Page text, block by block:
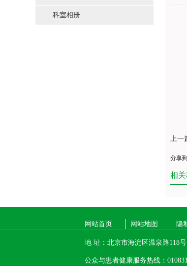
科室相册
上一
分享
相
网站首页 网站地图 隐
地 址：北京市海淀区温泉路118号
公众与患者健康服务热线：